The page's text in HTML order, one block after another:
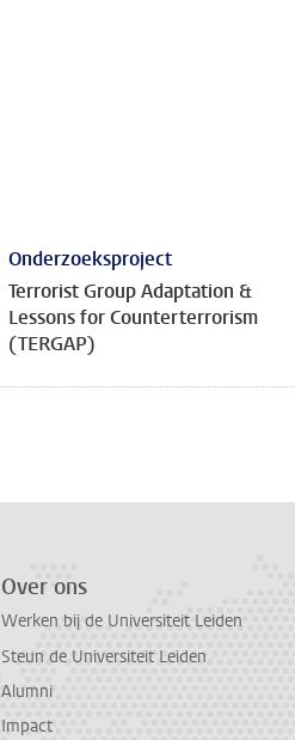
Onderzoeksproject
Terrorist Group Adaptation &
Lessons for Counterterrorism
(TERGAP)
Over ons
Werken bij de Universiteit Leiden
Steun de Universiteit Leiden
Alumni
Impact